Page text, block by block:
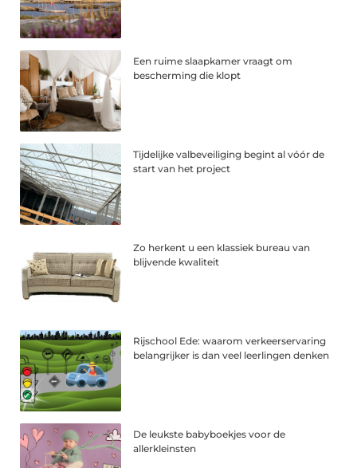
Een ruime slaapkamer vraagt om
bescherming die klopt
Tijdelijke valbeveiliging begint al vóór de
start van het project
Zo herkent u een klassiek bureau van
blijvende kwaliteit
Rijschool Ede: waarom verkeerservaring
belangrijker is dan veel leerlingen denken
De leukste babyboekjes voor de
allerkleinsten